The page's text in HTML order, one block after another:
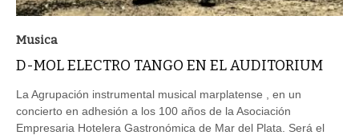
Musica
D-MOL ELECTRO TANGO EN EL AUDITORIUM
La Agrupación instrumental musical marplatense , en un
concierto en adhesión a los 100 años de la Asociación
Empresaria Hotelera Gastronómica de Mar del Plata. Será el